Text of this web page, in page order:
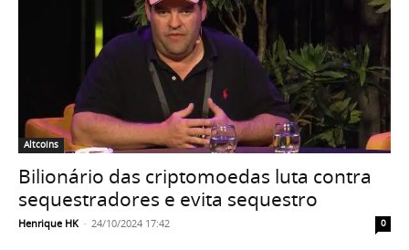
Altcoins
Bilionário das criptomoedas luta contra
sequestradores e evita sequestro
Henrique HK - 24/10/2024 17:42 0